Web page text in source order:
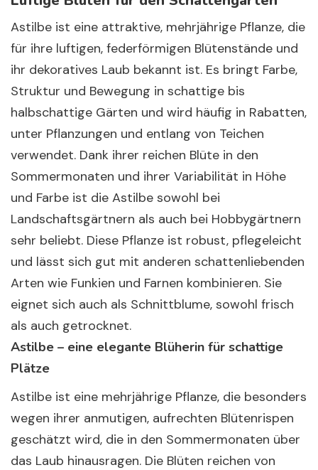
Astilbe ist eine attraktive, mehrjährige Pflanze, die
für ihre luftigen, federförmigen Blütenstände und
ihr dekoratives Laub bekannt ist. Es bringt Farbe,
Struktur und Bewegung in schattige bis
halbschattige Gärten und wird häufig in Rabatten,
unter Pflanzungen und entlang von Teichen
verwendet. Dank ihrer reichen Blüte in den
Sommermonaten und ihrer Variabilität in Höhe
und Farbe ist die Astilbe sowohl bei
Landschaftsgärtnern als auch bei Hobbygärtnern
sehr beliebt. Diese Pflanze ist robust, pflegeleicht
und lässt sich gut mit anderen schattenliebenden
Arten wie Funkien und Farnen kombinieren. Sie
eignet sich auch als Schnittblume, sowohl frisch
als auch getrocknet.
Astilbe – eine elegante Blüherin für schattige
Plätze
Astilbe ist eine mehrjährige Pflanze, die besonders
wegen ihrer anmutigen, aufrechten Blütenrispen
geschätzt wird, die in den Sommermonaten über
das Laub hinausragen. Die Blüten reichen von